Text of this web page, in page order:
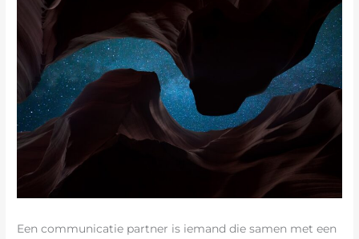
Een communicatie partner is iemand die samen met een